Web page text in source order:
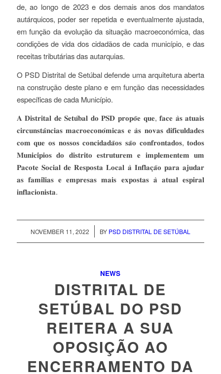
de, ao longo de 2023 e dos demais anos dos mandatos
autárquicos, poder ser repetida e eventualmente ajustada,
em função da evolução da situação macroeconómica, das
condições de vida dos cidadãos de cada município, e das
receitas tributárias das autarquias.
O PSD Distrital de Setúbal defende uma arquitetura aberta
na construção deste plano e em função das necessidades
específicas de cada Município.
𝐀 𝐃𝐢𝐬𝐭𝐫𝐢𝐭𝐚𝐥 𝐝𝐞 𝐒𝐞𝐭𝐮́𝐛𝐚𝐥 𝐝𝐨 𝐏𝐒𝐃 𝐩𝐫𝐨𝐩𝐨̃𝐞 𝐪𝐮𝐞, 𝐟𝐚𝐜𝐞 𝐚̀𝐬 𝐚𝐭𝐮𝐚𝐢𝐬
𝐜𝐢𝐫𝐜𝐮𝐧𝐬𝐭𝐚̂𝐧𝐜𝐢𝐚𝐬 𝐦𝐚𝐜𝐫𝐨𝐞𝐜𝐨𝐧𝐨́𝐦𝐢𝐜𝐚𝐬 𝐞 𝐚̀𝐬 𝐧𝐨𝐯𝐚𝐬 𝐝𝐢𝐟𝐢𝐜𝐮𝐥𝐝𝐚𝐝𝐞𝐬
𝐜𝐨𝐦 𝐪𝐮𝐞 𝐨𝐬 𝐧𝐨𝐬𝐬𝐨𝐬 𝐜𝐨𝐧𝐜𝐢𝐝𝐚𝐝𝐚̃𝐨𝐬 𝐬𝐚̃𝐨 𝐜𝐨𝐧𝐟𝐫𝐨𝐧𝐭𝐚𝐝𝐨𝐬, 𝐭𝐨𝐝𝐨𝐬
𝐌𝐮𝐧𝐢𝐜𝐢́𝐩𝐢𝐨𝐬 𝐝𝐨 𝐝𝐢𝐬𝐭𝐫𝐢𝐭𝐨 𝐞𝐬𝐭𝐫𝐮𝐭𝐮𝐫𝐞𝐦 𝐞 𝐢𝐦𝐩𝐥𝐞𝐦𝐞𝐧𝐭𝐞𝐦 𝐮𝐦
𝐏𝐚𝐜𝐨𝐭𝐞 𝐒𝐨𝐜𝐢𝐚𝐥 𝐝𝐞 𝐑𝐞𝐬𝐩𝐨𝐬𝐭𝐚 𝐋𝐨𝐜𝐚𝐥 𝐚̀ 𝐈𝐧𝐟𝐥𝐚𝐜̧𝐚̃𝐨 𝐩𝐚𝐫𝐚 𝐚𝐣𝐮𝐝𝐚𝐫
𝐚𝐬 𝐟𝐚𝐦𝐢́𝐥𝐢𝐚𝐬 𝐞 𝐞𝐦𝐩𝐫𝐞𝐬𝐚𝐬 𝐦𝐚𝐢𝐬 𝐞𝐱𝐩𝐨𝐬𝐭𝐚𝐬 𝐚̀ 𝐚𝐭𝐮𝐚𝐥 𝐞𝐬𝐩𝐢𝐫𝐚𝐥
𝐢𝐧𝐟𝐥𝐚𝐜𝐢𝐨𝐧𝐢𝐬𝐭𝐚.
NOVEMBER 11, 2022
/ BY PSD DISTRITAL DE SETÚBAL
NEWS
DISTRITAL DE
SETÚBAL DO PSD
REITERA A SUA
OPOSIÇÃO AO
ENCERRAMENTO DA